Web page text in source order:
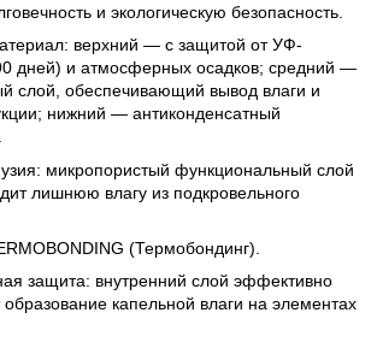
и экологическую безопасность.
верхний — с защитой от УФ-
дней) и атмосферных осадков; средний —
слой, обеспечивающий вывод влаги и
нижний — антиконденсатный
микропористый функциональный слой
лишнюю влагу из подкровельного
(Термобондинг).
защита: внутренний слой эффективно
капельной влаги на элементах